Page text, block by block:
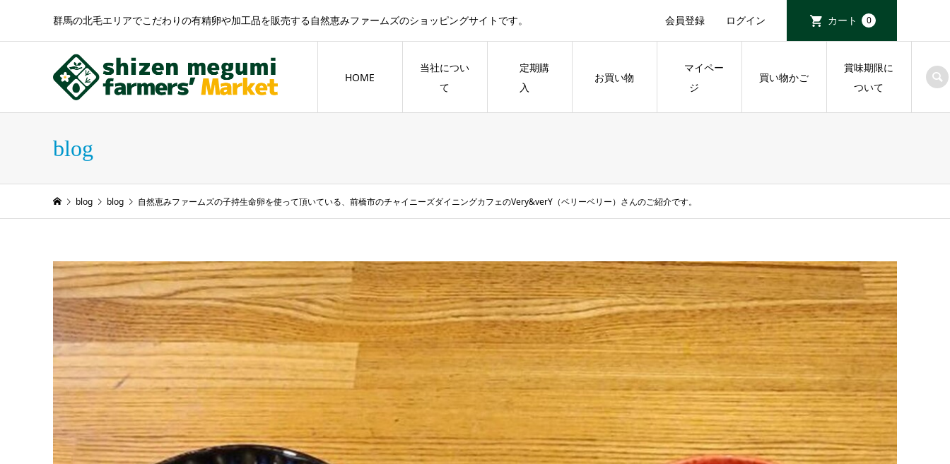
群馬の北毛エリアでこだわりの有精卵や加工品を販売する自然恵みファームズのショッピングサイトです。 会員登録 ログイン カート 0
HOME
当社につい
て
定期購
入
お買い物
マイペー
ジ
買い物かご
賞味期限に
ついて
blog
blog blog 自然恵みファームズの子持生命卵を使って頂いている、前橋市のチャイニーズダイニングカフェのVery&verY（ベリーベリー）さんのご紹介です。